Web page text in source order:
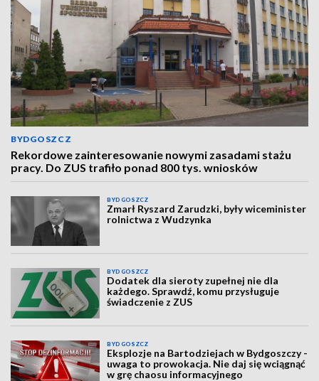
BYDGOSZCZ
Rekordowe zainteresowanie nowymi zasadami stażu
pracy. Do ZUS trafiło ponad 800 tys. wniosków
BYDGOSZCZ
Zmarł Ryszard Zarudzki, były wiceminister
rolnictwa z Wudzynka
BYDGOSZCZ
Dodatek dla sieroty zupełnej nie dla
każdego. Sprawdź, komu przysługuje
świadczenie z ZUS
BYDGOSZCZ
Eksplozje na Bartodziejach w Bydgoszczy -
uwaga to prowokacja. Nie daj się wciągnąć
w grę chaosu informacyjnego